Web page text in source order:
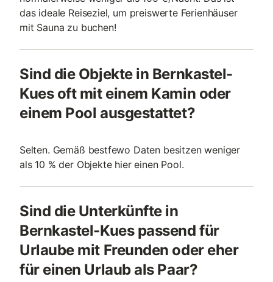
das ideale Reiseziel, um preiswerte Ferienhäuser
mit Sauna zu buchen!
Sind die Objekte in Bernkastel-
Kues oft mit einem Kamin oder
einem Pool ausgestattet?
Selten. Gemäß bestfewo Daten besitzen weniger
als 10 % der Objekte hier einen Pool.
Sind die Unterkünfte in
Bernkastel-Kues passend für
Urlaube mit Freunden oder eher
für einen Urlaub als Paar?